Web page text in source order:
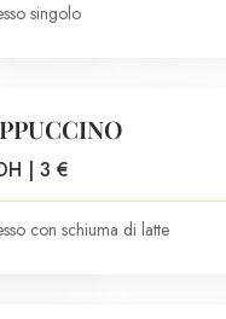
singolo
| 3 €
con schiuma di latte